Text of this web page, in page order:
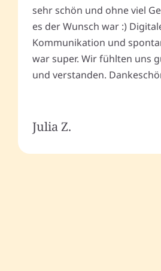
sehr schön und ohne viel
es der Wunsch war :)
Kommunikation und
war super. Wir fühlten uns
und verstanden.
Julia Z.